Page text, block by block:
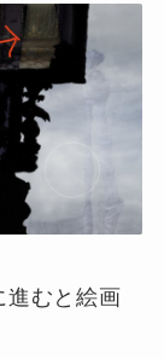
進むと絵画